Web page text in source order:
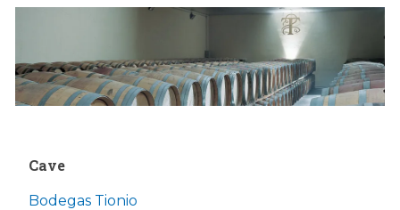
Cave
Bodegas Tionio